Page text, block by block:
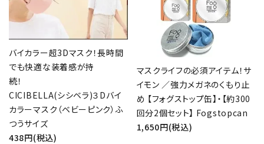
バイカラー超3Dマスク！長時間
でも快適な装着感が持
続！
CICIBELLA(シシベラ)３Dバイ
カラーマスク（ベビーピンク）ふ
つうサイズ
438円(税込)
マスクライフの必須アイテム！サ
イモン ／強力メガネのくもり止
め 【フォグストップ缶】・【約300
回分2個セット】 Fogstopcan
1,650円(税込)